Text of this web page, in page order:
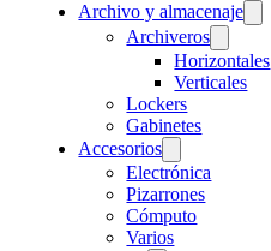
Archivo y almacenaje
Archiveros
Horizontales
Verticales
Lockers
Gabinetes
Accesorios
Electrónica
Pizarrones
Cómputo
Varios